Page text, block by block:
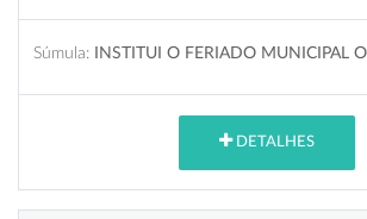
Súmula: INSTITUI O FERIADO MUNICIPAL
DETALHES